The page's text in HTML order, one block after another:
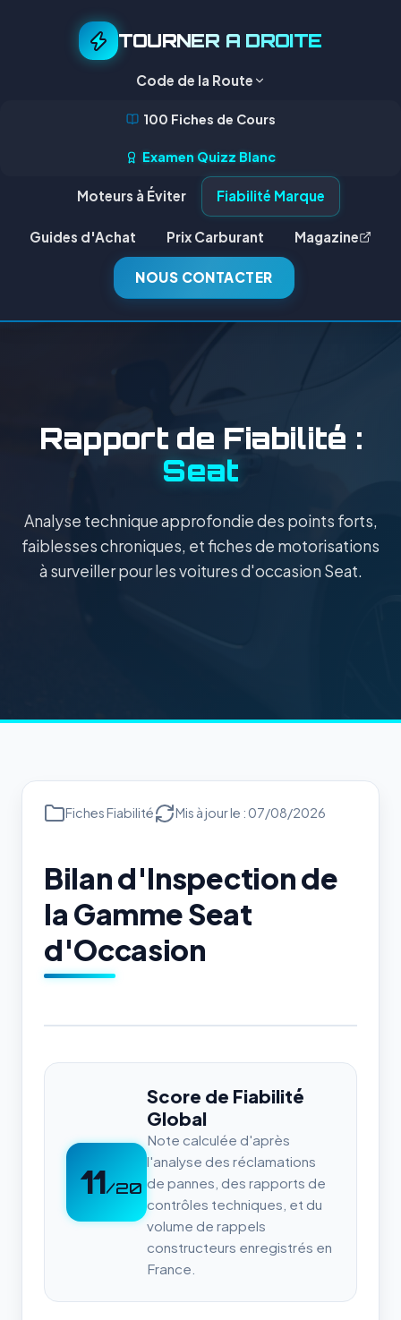
TOURNER A DROITE
Code de la Route
100 Fiches de Cours
Examen Quizz Blanc
Moteurs à Éviter Fiabilité Marque
Guides d'Achat Prix Carburant Magazine
NOUS CONTACTER
Rapport de Fiabilité :
Seat
Analyse technique approfondie des points forts,
faiblesses chroniques, et fiches de motorisations
à surveiller pour les voitures d'occasion Seat.
Fiches Fiabilité Mis à jour le : 07/08/2026
Bilan d'Inspection de
la Gamme Seat
d'Occasion
11/20
Score de Fiabilité
Global
Note calculée d'après
l'analyse des réclamations
de pannes, des rapports de
contrôles techniques, et du
volume de rappels
constructeurs enregistrés en
France.